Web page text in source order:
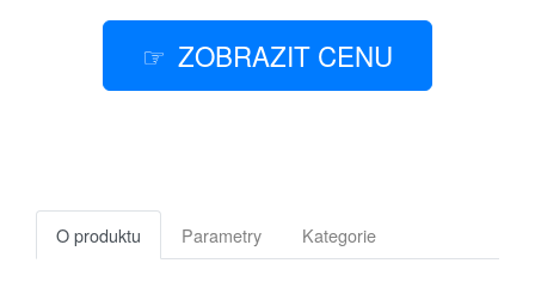
ZOBRAZIT CENU
O produktu Parametry Kategorie